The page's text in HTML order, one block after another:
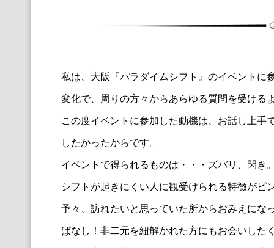
私は、大阪『パラダイムシフト』のイベントに
変化で、周りの方々からあらゆる質問を受ける
この度イベントに参加した動機は、お話し上
したかったからです。
イベントで得られるものは・・・ズバリ、閃き
シフトが起きにくい人に観受けられる特徴が
予々、訪れたいと思っていた所からおみえにな
ぱなし！非二元を紐解かれた方にもお会いし